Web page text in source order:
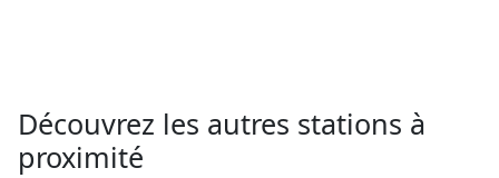
Découvrez les autres stations à
proximité